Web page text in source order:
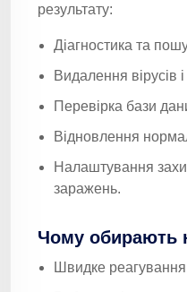
результату:
Діагностика та
Видалення вірусів
Перевірка бази
Відновлення
Налаштування
заражень.
Чому обирають
Швидке